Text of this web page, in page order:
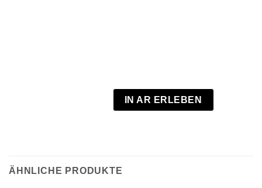
IN AR ERLEBEN
ÄHNLICHE PRODUKTE